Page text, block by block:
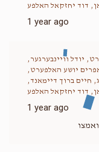
דוד יחזקאל האלפע
1 year ago
יודל וויינבערגער,
יושע האלפערט,
חיים ברוך דיימאנד,
דוד יחזקאל האלפע
1 year ago